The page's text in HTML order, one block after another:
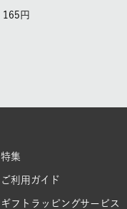
165
特集
ご利用ガイド
ギフトラッピングサービス